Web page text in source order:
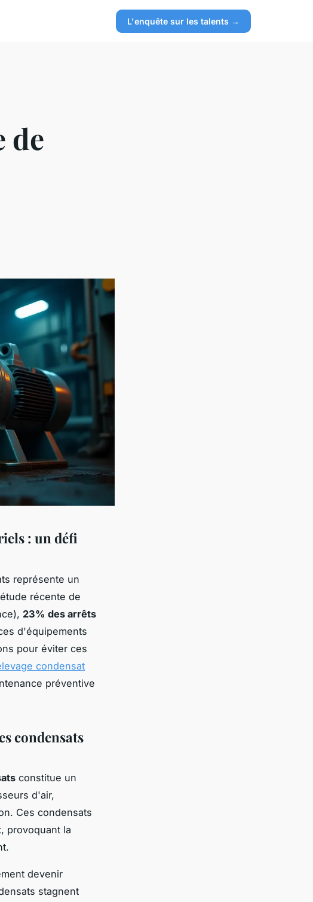
L'enquête sur les talents →
de
: un défi
représente un
récente de
23% des arrêts
d'équipements
pour éviter ces
condensat
préventive
condensats
constitue un
d'air,
Ces condensats
provoquant la
devenir
stagnent